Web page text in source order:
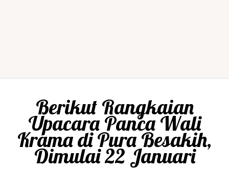
Berikut Rangkaian
Upacara Panca Wali
Krama di Pura Besakih,
Dimulai 22 Januari